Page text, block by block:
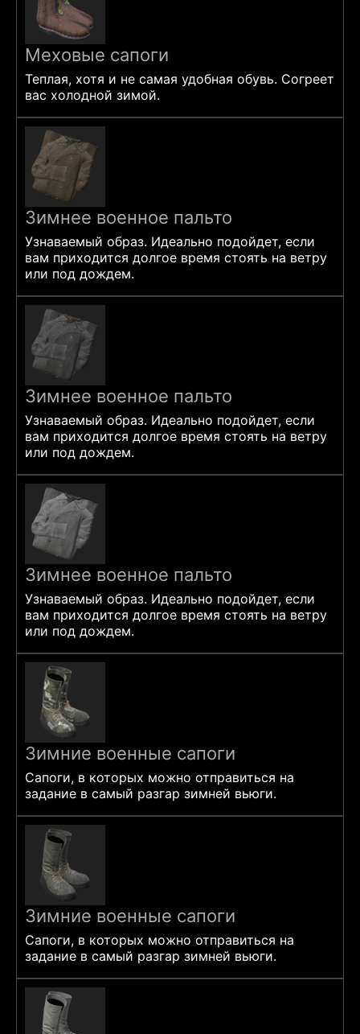
Меховые сапоги
Теплая, хотя и не самая удобная обувь. Согреет
вас холодной зимой.
Зимнее военное пальто
Узнаваемый образ. Идеально подойдет, если
вам приходится долгое время стоять на ветру
или под дождем.
Зимнее военное пальто
Узнаваемый образ. Идеально подойдет, если
вам приходится долгое время стоять на ветру
или под дождем.
Зимнее военное пальто
Узнаваемый образ. Идеально подойдет, если
вам приходится долгое время стоять на ветру
или под дождем.
Зимние военные сапоги
Сапоги, в которых можно отправиться на
задание в самый разгар зимней вьюги.
Зимние военные сапоги
Сапоги, в которых можно отправиться на
задание в самый разгар зимней вьюги.